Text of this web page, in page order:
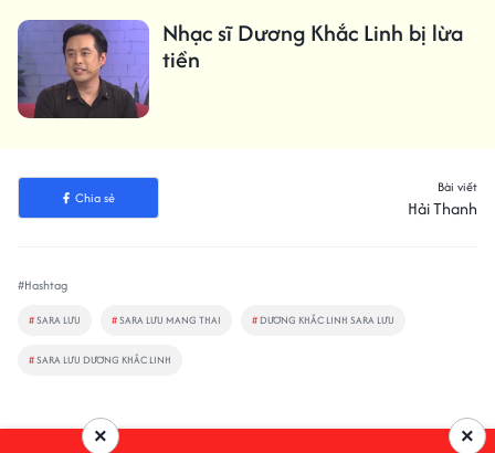
Nhạc sĩ Dương Khắc Linh bị lừa
tiền
Chia sẻ
Bài viết
Hải Thanh
#Hashtag
#SARA LƯU #SARA LƯU MANG THAI # DƯƠNG KHẮC LINH SARA LƯU
#SARA LƯU DƯƠNG KHẮC LINH
×
×